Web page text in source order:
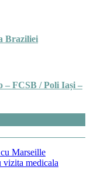
Braziliei
FCSB / Poli Iași –